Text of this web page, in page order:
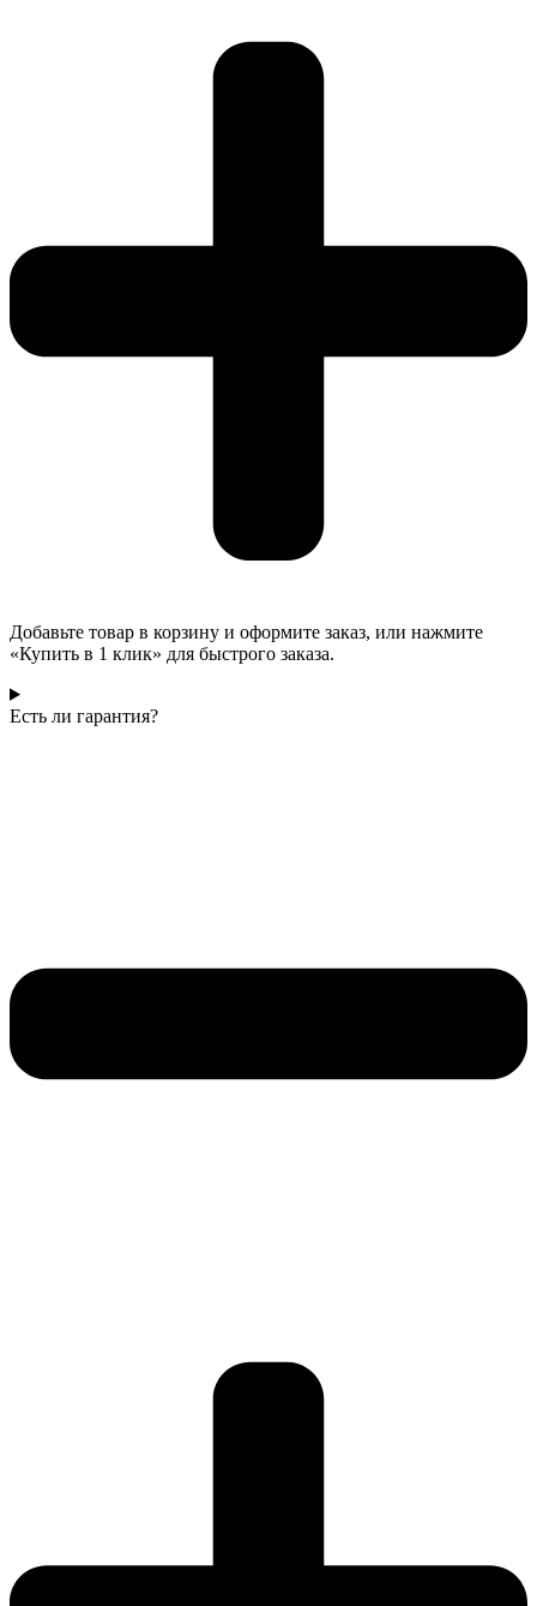
Добавьте товар в корзину и оформите заказ, или нажмите
«Купить в 1 клик» для быстрого заказа.
Есть ли гарантия?